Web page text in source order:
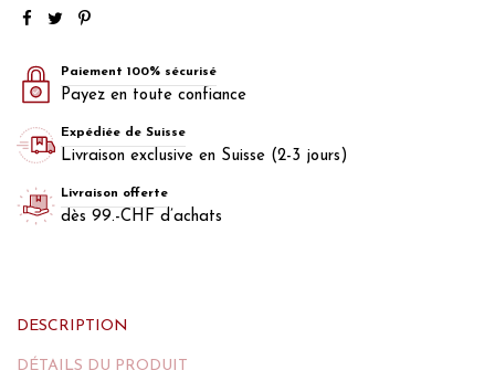
Paiement 100% sécurisé
Payez en toute confiance
Expédiée de Suisse
Livraison exclusive en Suisse (2-3 jours)
Livraison offerte
dès 99.-CHF d’achats
DESCRIPTION
DÉTAILS DU PRODUIT